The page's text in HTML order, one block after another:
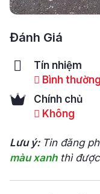
Đánh Giá
Tín nhiệm
Bình
Chính chủ
Không
Lưu ý: Tin đăng
màu xanhthì được